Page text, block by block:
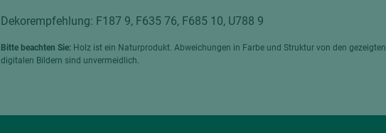
Dekorempfehlung: F187 9, F635 76, F685 10, U788 9
Bitte beachten Sie: Holz ist ein Naturprodukt. Abweichungen in Farbe und Struktur von den gezeigten
digitalen Bildern sind unvermeidlich.